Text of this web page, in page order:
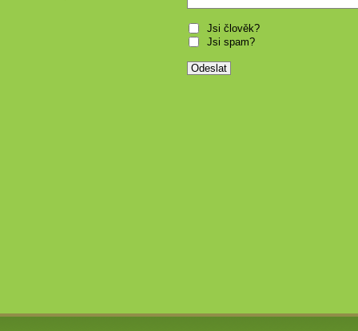
Jsi člověk?
Jsi spam?